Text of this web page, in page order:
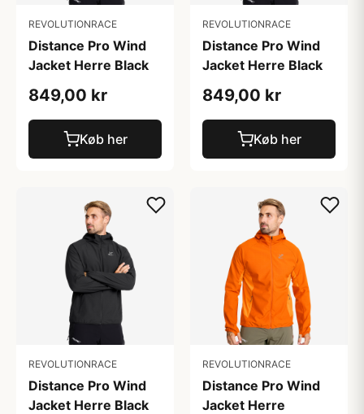
REVOLUTIONRACE
Distance Pro Wind
Jacket Herre Black
849,00 kr
Køb her
REVOLUTIONRACE
Distance Pro Wind
Jacket Herre Black
849,00 kr
Køb her
REVOLUTIONRACE
Distance Pro Wind
Jacket Herre Black
REVOLUTIONRACE
Distance Pro Wind
Jacket Herre